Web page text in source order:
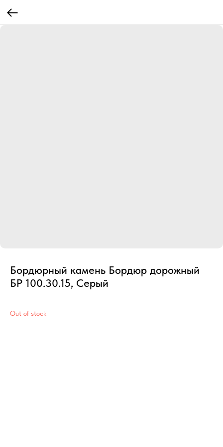
Бордюрный камень Бордюр дорожный
БР 100.30.15, Серый
Out of stock